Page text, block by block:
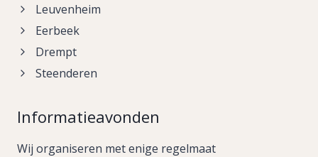
Leuvenheim
Eerbeek
Drempt
Steenderen
Informatieavonden
Wij organiseren met enige regelmaat